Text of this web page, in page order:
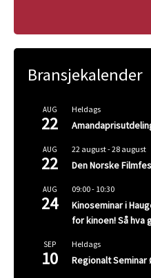
Bransjekalender
AUG
22
Heldags
AUG
22
22 august-28 august
Den Norske
AUG
24
09:00- 10:30
Kinoseminar i
for kinoen! Så hva
SEP
10
Heldags
Regionalt